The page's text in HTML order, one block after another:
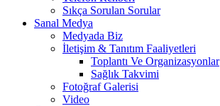
Sıkça Sorulan Sorular
Sanal Medya
Medyada Biz
İletişim & Tanıtım Faaliyetleri
Toplantı Ve Organizasyonlar
Sağlık Takvimi
Fotoğraf Galerisi
Video